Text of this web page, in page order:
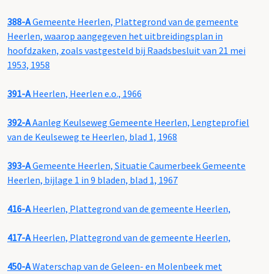
388-AGemeente Heerlen, Plattegrond van de gemeente
Heerlen, waarop aangegeven het uitbreidingsplan in
hoofdzaken, zoals vastgesteld bij Raadsbesluit van 21 mei
1953, 1958
391-AHeerlen, Heerlen e.o., 1966
392-AAanleg Keulseweg Gemeente Heerlen, Lengteprofiel
van de Keulseweg te Heerlen, blad 1, 1968
393-AGemeente Heerlen, Situatie Caumerbeek Gemeente
Heerlen, bijlage 1 in 9 bladen, blad 1, 1967
416-AHeerlen, Plattegrond van de gemeente Heerlen,
417-AHeerlen, Plattegrond van de gemeente Heerlen,
450-AWaterschap van de Geleen- en Molenbeek met